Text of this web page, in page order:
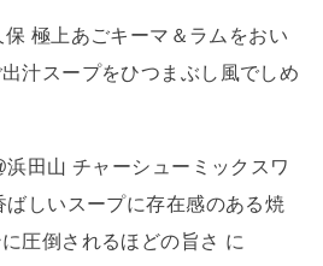
極上あごキーマ＆ラムをおい
汁スープをひつまぶし風でしめ
田山 チャーシューミックスワ
ばしいスープに存在感のある焼
圧倒されるほどの旨さ に